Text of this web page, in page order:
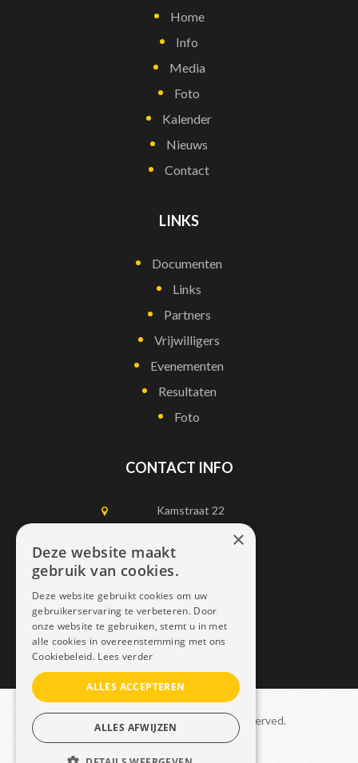
Home
Info
Media
Foto
Kalender
Nieuws
Contact
LINKS
Documenten
Links
Partners
Vrijwilligers
Evenementen
Resultaten
Foto
CONTACT INFO
Kamstraat 22
1750 Lennik
0497452898
info@dais.be
Copyright © 2021 Dais. All rights reserved.
Sitemap–GDPR
×
Deze website maakt
gebruik van cookies.
Deze website gebruikt cookies om uw
gebruikerservaring te verbeteren. Door
onze website te gebruiken, stemt u in met
alle cookies in overeenstemming met ons
Cookiebeleid. Lees verder
ALLES ACCEPTEREN
ALLES AFWIJZEN